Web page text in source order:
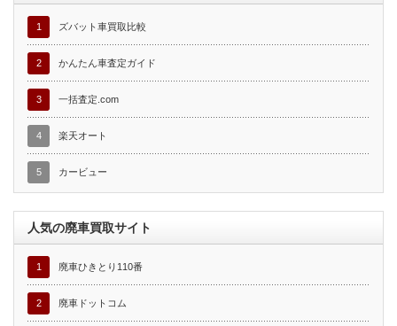
1 ズバット車買取比較
2 かんたん車査定ガイド
3 一括査定.com
4 楽天オート
5 カービュー
人気の廃車買取サイト
1 廃車ひきとり110番
2 廃車ドットコム